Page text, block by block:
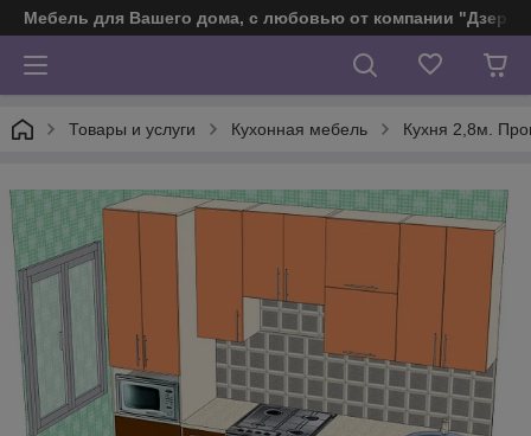
Мебель для Вашего дома, с любовью от компании
Товары и услуги Кухонная мебель Кухня 2,8м.